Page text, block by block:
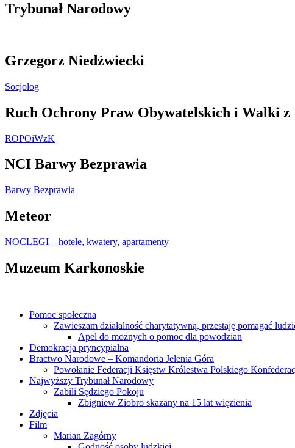
Trybunał Narodowy
Grzegorz Niedźwiecki
Socjolog
Ruch Ochrony Praw Obywatelskich i Walki
ROPOiWzK
NCI Barwy Bezprawia
Barwy Bezprawia
Meteor
NOCLEGI – hotele, kwatery, apartamenty
Muzeum Karkonoskie
Pomoc społeczna
Zawieszam działalność charytatywną, przestaję pomagać
Apel do możnych o pomoc dla powodzian
Demokracja pryncypialna
Bractwo Narodowe – Komandoria Jelenia Góra
Powołanie Federacji Księstw Królestwa Polskiego
Najwyższy Trybunał Narodowy
Zabili Sędziego Pokoju
Zbigniew Ziobro skazany na 15 lat więzienia
Zdjęcia
Film
Marian Zagórny